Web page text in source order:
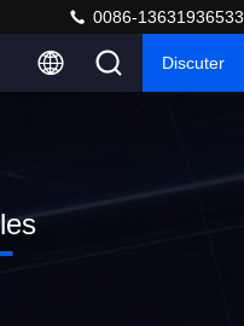
0086-13631936533
Discuter